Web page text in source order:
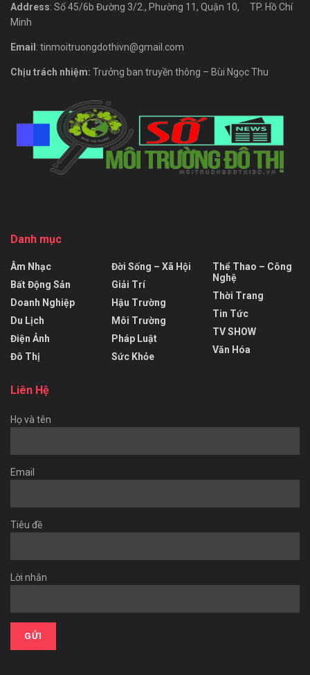
Address: Số 45/6b Đường 3/2., Phường 11, Quận 10, TP. Hồ Chí
Minh
Email : tinmoitruongdothivn@gmail.com
Chịu trách nhiệm: Trưởng ban truyền thông – Bùi Ngọc Thu
Danh mục
Âm Nhạc
Bất Động Sản
Doanh Nghiệp
Du Lịch
Điện Ảnh
Đô Thị
Đời Sống – Xã Hội
Giải Trí
Hậu Trường
Môi Trường
Pháp Luật
Sức Khỏe
Thể Thao – Công
Nghệ
Thời Trang
Tin Tức
TV SHOW
Văn Hóa
Liên Hệ
Họ và tên
Email
Tiêu đề
Lời nhắn